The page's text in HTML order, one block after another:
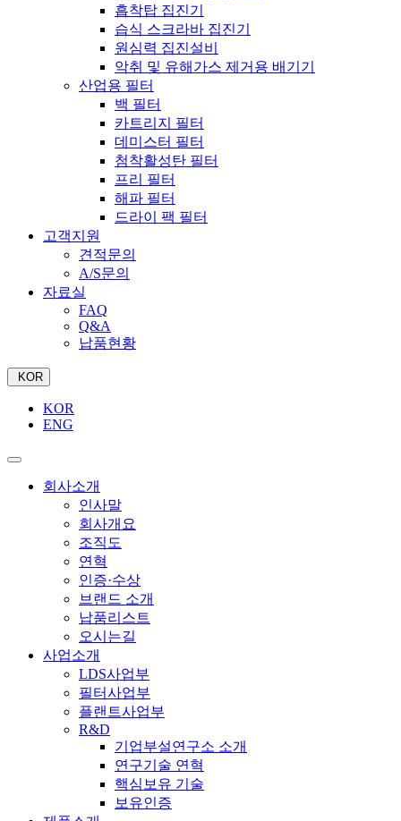
흡착탑 집진기
습식 스크라바 집진기
원심력 집진설비
악취 및 유해가스 제거용 배기기
산업용 필터
백 필터
카트리지 필터
데미스터 필터
첨착활성탄 필터
프리 필터
해파 필터
드라이 팩 필터
고객지원
견적문의
A/S문의
자료실
FAQ
Q&A
납품현황
KOR
KOR
ENG
회사소개
인사말
회사개요
조직도
연혁
인증·수상
브랜드 소개
납품리스트
오시는길
사업소개
LDS사업부
필터사업부
플랜트사업부
R&D
기업부설연구소 소개
연구기술 연혁
핵심보유 기술
보유인증